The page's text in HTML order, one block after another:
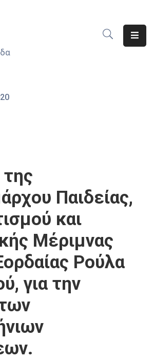
Παιδείας,
και
Μέριμνας
Ρούλα
για την